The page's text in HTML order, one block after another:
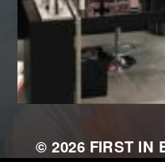
© 2026 FIRST IN